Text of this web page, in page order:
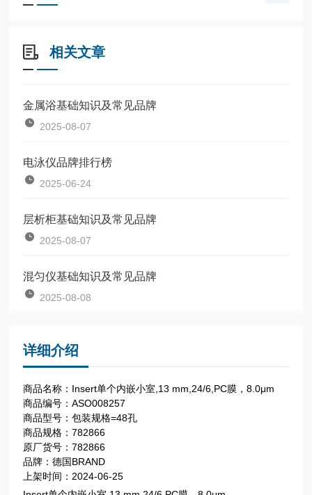
相关文章
金属浴基础知识及常见品牌
2025-08-07
电泳仪品牌排行榜
2025-06-24
层析柜基础知识及常见品牌
2025-08-07
混匀仪基础知识及常见品牌
2025-08-08
详细介绍
商品名称：Insert单个内嵌小室,13 mm,24/6,PC膜，8.0μm
商品编号：ASO008257
商品型号：包装规格=48孔
商品规格：782866
原厂货号：782866
品牌：德国BRAND
上架时间：2024-06-25